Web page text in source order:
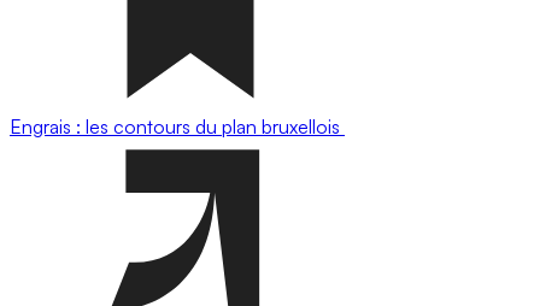
Engrais : les contours du plan bruxellois